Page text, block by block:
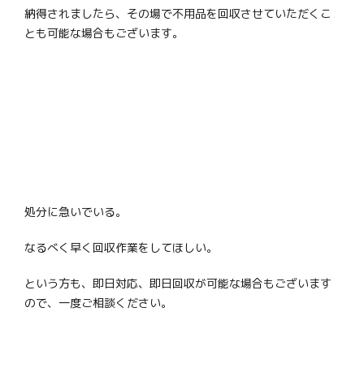
納得されましたら、その場で不用品を回収させていただくこ
とも可能な場合もございます。
処分に急いでいる。
なるべく早く回収作業をしてほしい。
という方も、即日対応、即日回収が可能な場合もございます
ので、一度ご相談ください。